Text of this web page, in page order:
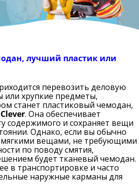
лучший пластик или
перевозить деловую
хрупкие предметы,
станет пластиковый чемодан,
. Она обеспечивает
содержимого и сохраняет вещи
Однако, если вы обычно
мягкими вещами, не требующими
по поводу смятия,
будет тканевый чемодан.
в транспортировке и часто
наружные карманы для